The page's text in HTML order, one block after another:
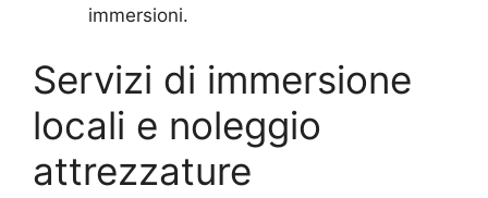
immersioni.
Servizi di immersione
locali e noleggio
attrezzature